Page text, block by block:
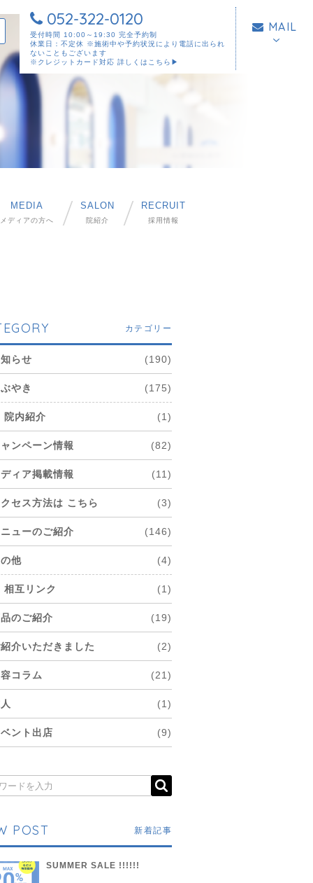
052-322-0120
受付時間 10:00～19:30 完全予約制
休業日：不定休 ※施術中や予約状況により電話に出られ
ないこともございます
※クレジットカード対応 詳しくはこちら▶︎
MAIL
MEDIA
メディアの方へ
SALON
院紹介
RECRUIT
採用情報
カテゴリー
らせ (190)
やき (175)
院内紹介 (1)
ンペーン情報 (82)
ディア掲載情報 (11)
セス方法は こちら (3)
ニューのご紹介 (146)
他 (4)
相互リンク (1)
のご紹介 (19)
介いただきました (2)
コラム (21)
(1)
ント出店 (9)
POST 新着記事
SUMMER SALE !!!!!!